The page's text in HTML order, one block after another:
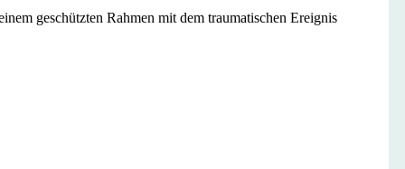
geschützten Rahmen mit dem traumatischen Ereignis